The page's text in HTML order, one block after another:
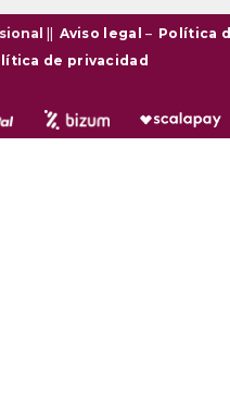
Aviso legal – Política
de privacidad